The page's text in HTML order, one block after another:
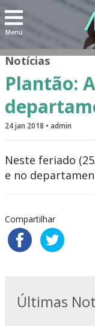
Menu
Notícias
Plantão:
24 jan 2018 • admin
Neste feriado
e no
Compartilhar
Últimas